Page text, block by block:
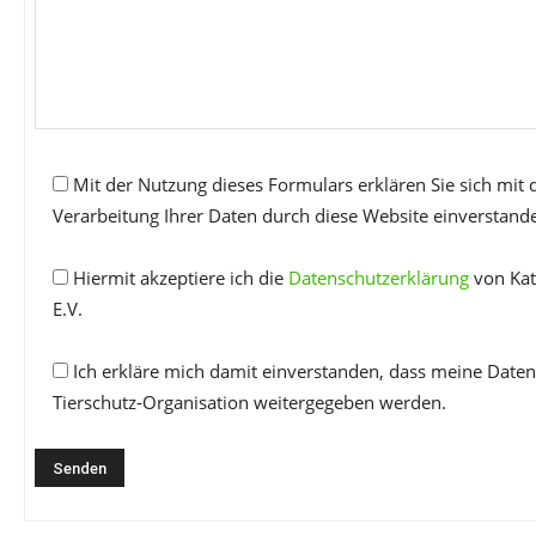
Mit der Nutzung dieses Formulars erklären Sie sich mit
Verarbeitung Ihrer Daten durch diese Website
Hiermit akzeptiere ich die Datenschutzerklärung von
E.V.
Ich erkläre mich damit einverstanden, dass meine
Tierschutz-Organisation weitergegeben werden.